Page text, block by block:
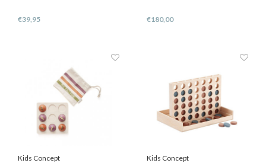
€39,95 €180,00
Kids Concept
Kids Concept